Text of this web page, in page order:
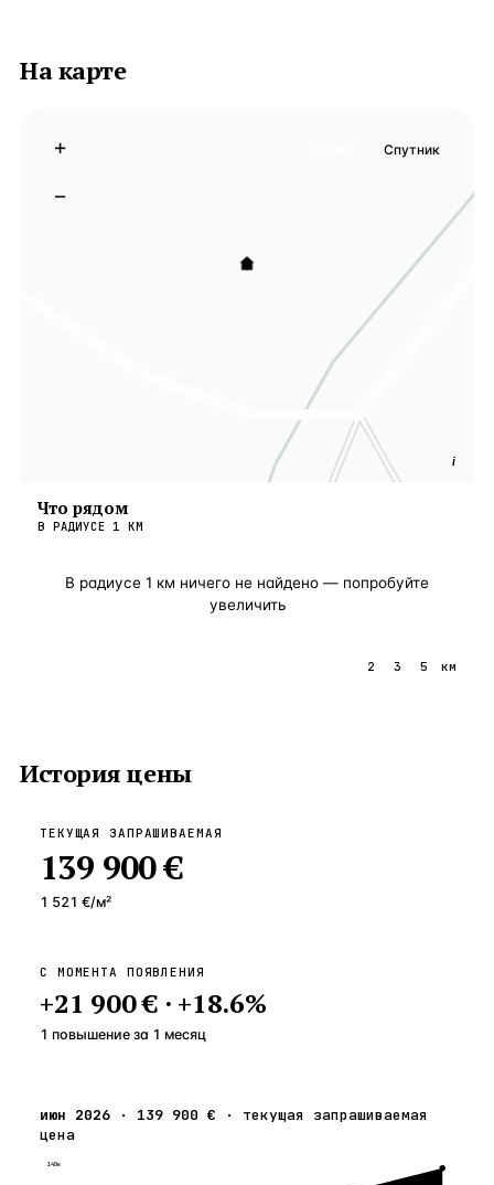
На карте
i
+
−
Спутник
Что рядом
В РАДИУСЕ 1 КМ
В радиусе 1 км ничего не найдено — попробуйте
увеличить
2 3 5 км
История цены
ТЕКУЩАЯ ЗАПРАШИВАЕМАЯ
139 900 €
1 521 €/м²
С МОМЕНТА ПОЯВЛЕНИЯ
+21 900 €· +18.6%
1 повышение за 1 месяц
июн 2026 · 139 900 € · текущая запрашиваемая
цена
140к